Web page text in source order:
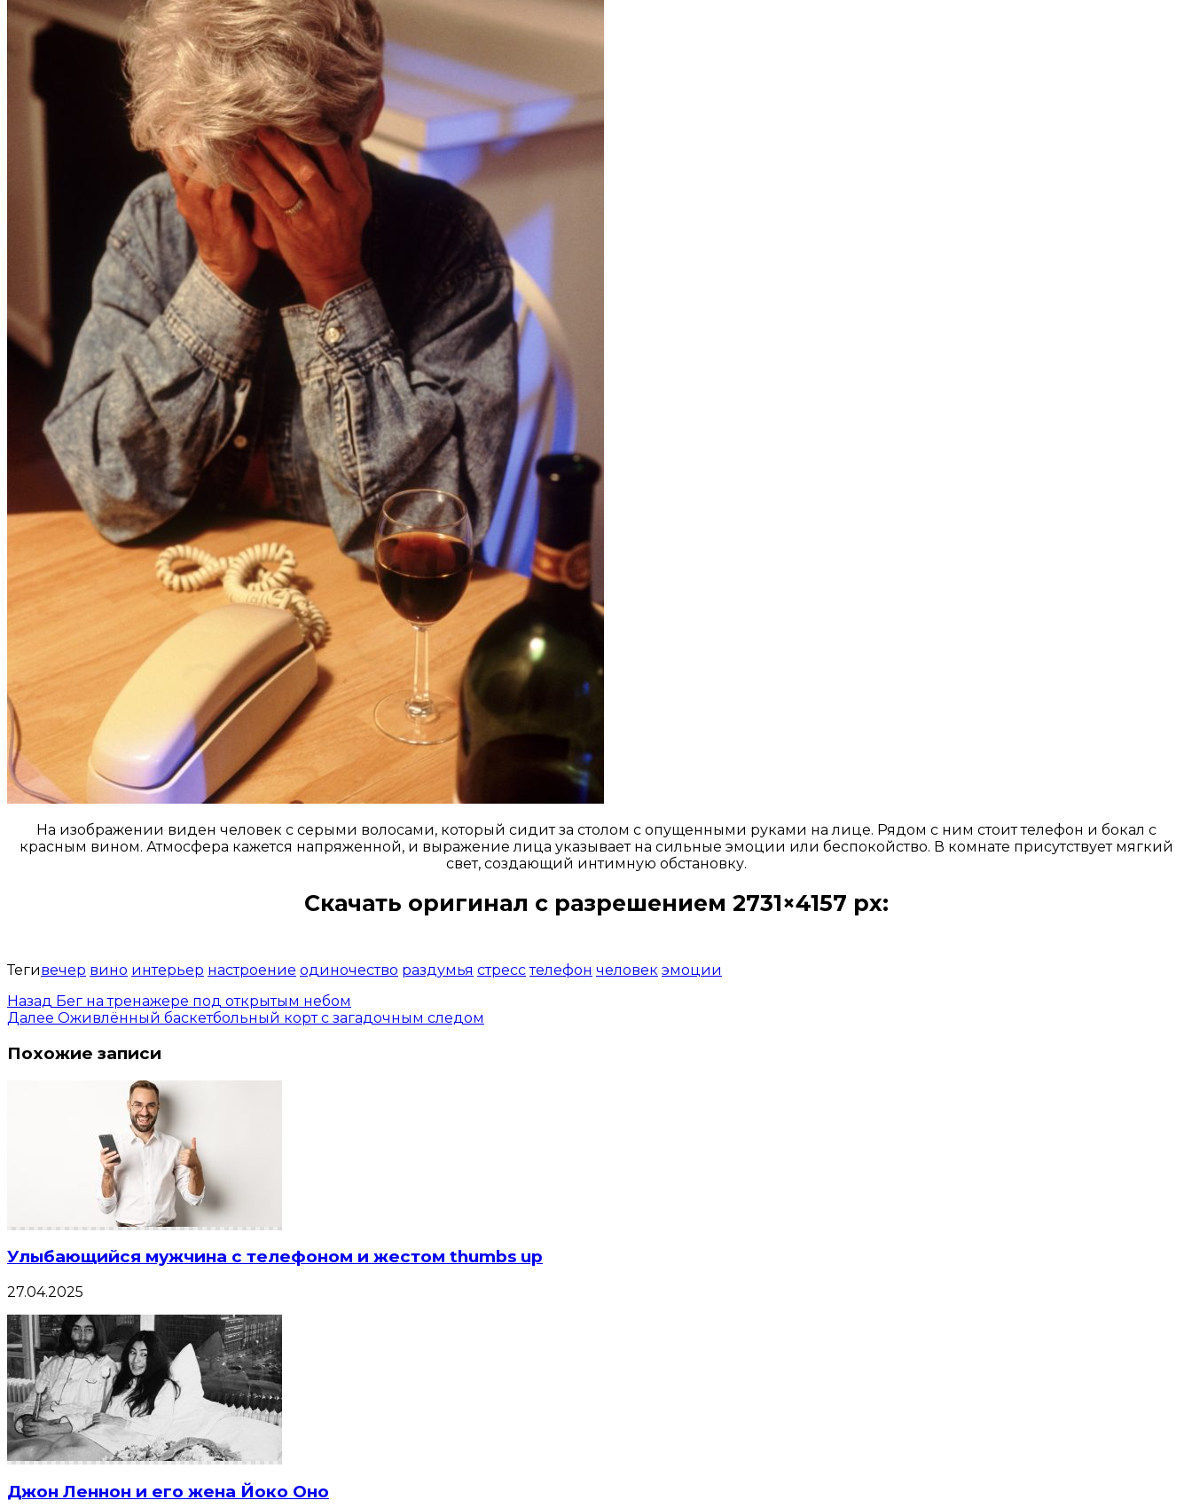
На изображении виден человек с серыми волосами, который сидит за столом с опущенными руками на лице. Рядом с ним стоит телефон и бокал с
красным вином. Атмосфера кажется напряженной, и выражение лица указывает на сильные эмоции или беспокойство. В комнате присутствует мягкий
свет, создающий интимную обстановку.
Скачать оригинал с разрешением 2731×4157 px:
Тегивечер вино интерьер настроение одиночество раздумья стресс телефон человек эмоции
Назад Бег на тренажере под открытым небом
Далее Оживлённый баскетбольный корт с загадочным следом
Похожие записи
Улыбающийся мужчина с телефоном и жестом thumbs up
27.04.2025
Джон Леннон и его жена Йоко Оно